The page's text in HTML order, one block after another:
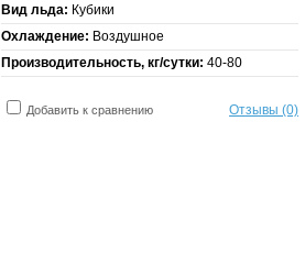
Вид льда: Кубики
Охлаждение: Воздушное
Производительность, кг/сутки: 40-80
Добавить к сравнению Отзывы (0)